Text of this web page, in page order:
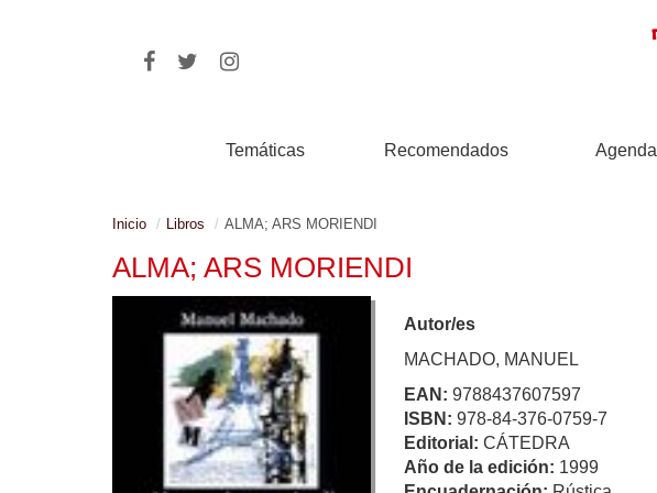
Temáticas Recomendados Agenda
Inicio Libros ALMA; ARS MORIENDI
ALMA; ARS MORIENDI
Autor/es
MACHADO, MANUEL
EAN: 9788437607597
ISBN: 978-84-376-0759-7
Editorial: CÁTEDRA
Año de la edición: 1999